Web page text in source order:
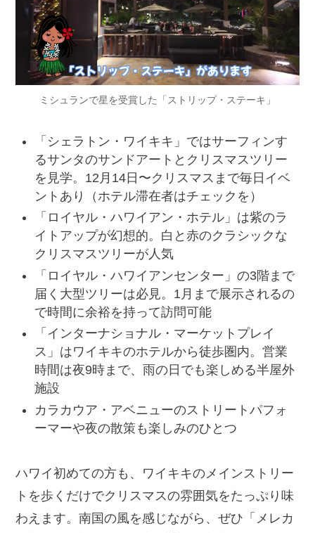
ミシュランで星を受賞した「ストリップ・ステーキ」
「シェラトン・ワイキキ」ではサーフィンす
るサンタのサンドアートとクリスマスツリー
を見学。12月14日〜クリスマスまで毎日イベ
ントあり（ホテル滞在者はチェックを）
「ロイヤル・ハワイアン・ホテル」は紫のラ
イトアップが幻想的。白と赤のクラシックな
クリスマスツリーが人気
「ロイヤル・ハワイアンセンター」の3階まで
届く大型ツリーは必見。1月まで展示されるの
で時間に余裕を持って訪問可能
「インターナショナル・マーケットプレイ
ス」はワイキキのホテルから徒歩圏内。営業
時間は夜9時まで、雨の日でも楽しめる半屋外
施設
カラカウア・アベニューのストリートパフォ
ーマーや夜の散策も楽しみのひとつ
ハワイ初めての方も、ワイキキのメインストリー
トを歩くだけでクリスマスの雰囲気をたっぷり味
わえます。南国の風を感じながら、ぜひ「メレカ